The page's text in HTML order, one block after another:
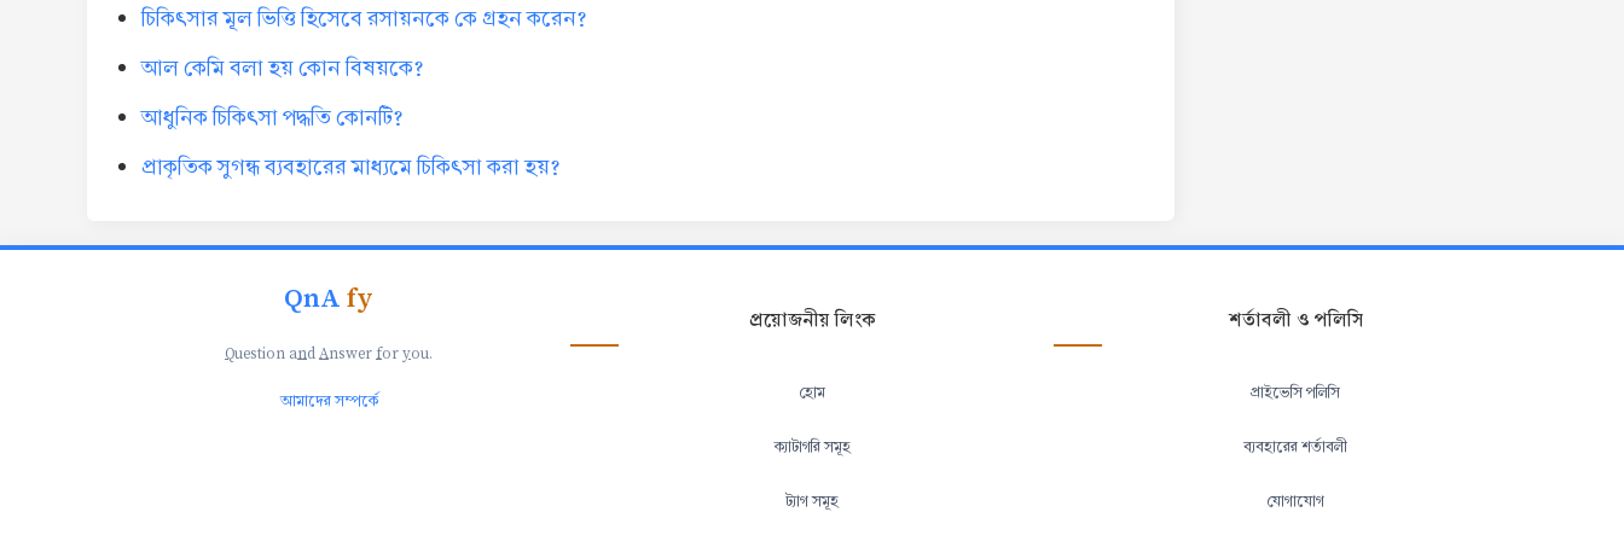
চিকিৎসার মূল ভিত্তি হিসেবে রসায়নকে কে গ্রহন করেন?
আল কেমি বলা হয় কোন বিষয়কে?
আধুনিক চিকিৎসা পদ্ধতি কোনটি?
প্রাকৃতিক সুগন্ধ ব্যবহারের মাধ্যমে চিকিৎসা করা হয়?
QnAfy
Question andAnswer foryou.
আমাদের সম্পর্কে
প্রয়োজনীয় লিংক
হোম
ক্যাটাগরি সমূহ
ট্যাগ সমূহ
শর্তাবলী ও পলিসি
প্রাইভেসি পলিসি
ব্যবহারের শর্তাবলী
যোগাযোগ